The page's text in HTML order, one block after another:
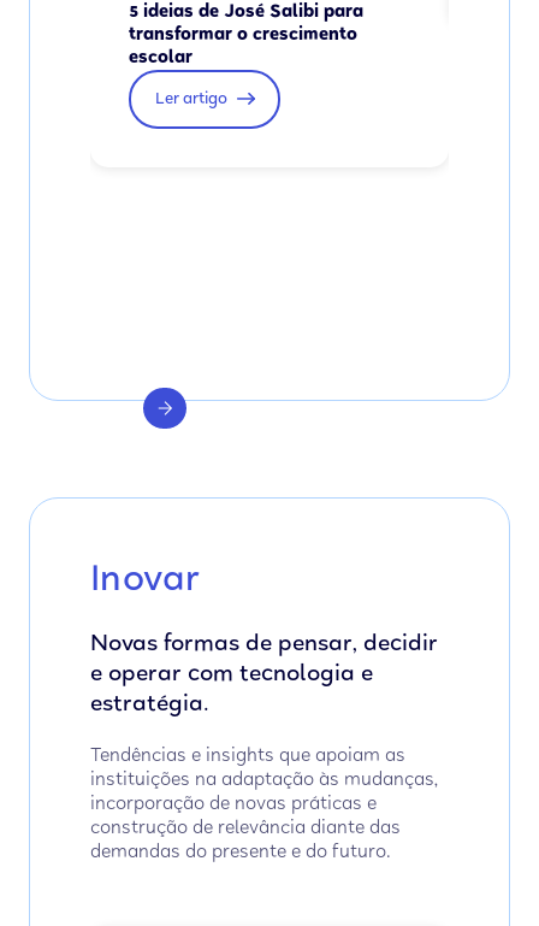
5 ideias de José Salibi para
transformar o crescimento
escolar
Ler artigo
Inovar
Novas formas de pensar, decidir
e operar com tecnologia e
estratégia.
Tendências e insights que apoiam as
instituições na adaptação às mudanças,
incorporação de novas práticas e
construção de relevância diante das
demandas do presente e do futuro.